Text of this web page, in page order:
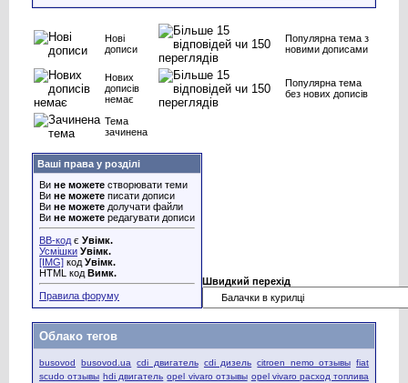
Нові
дописи
Популярна тема з
новими дописами
Нових
дописів
немає
Популярна тема
без нових дописів
Тема
зачинена
Ваші права у розділі
Ви не можете створювати теми
Ви не можете писати дописи
Ви не можете долучати файли
Ви не можете редагувати дописи
BB-код є Увімк.
Усмішки Увімк.
[IMG] код Увімк.
HTML код Вимк.
Правила форуму
Швидкий перехід
Облако тегов
busovod busovod.ua cdi двигатель cdi дизель citroen nemo отзывы fiat
scudo отзывы hdi двигатель opel vivaro отзывы opel vivaro расход топлива